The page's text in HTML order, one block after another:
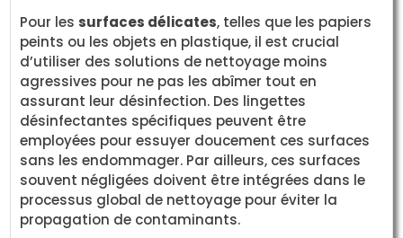
Pour les surfaces délicates, telles que les papiers
peints ou les objets en plastique, il est crucial
d’utiliser des solutions de nettoyage moins
agressives pour ne pas les abîmer tout en
assurant leur désinfection. Des lingettes
désinfectantes spécifiques peuvent être
employées pour essuyer doucement ces surfaces
sans les endommager. Par ailleurs, ces surfaces
souvent négligées doivent être intégrées dans le
processus global de nettoyage pour éviter la
propagation de contaminants.